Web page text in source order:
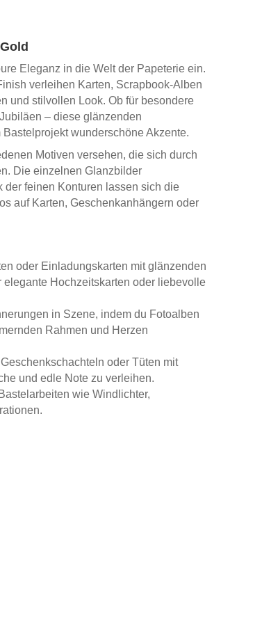
Eleganz in die Welt der Papeterie ein.
verleihen Karten, Scrapbook-Alben
und stilvollen Look. Ob für besondere
– diese glänzenden
wunderschöne Akzente.
Motiven versehen, die sich durch
Die einzelnen Glanzbilder
der feinen Konturen lassen sich die
auf Karten, Geschenkanhängern oder
oder Einladungskarten mit glänzenden
Hochzeitskarten oder liebevolle
in Szene, indem du Fotoalben
Rahmen und Herzen
oder Tüten mit
und edle Note zu verleihen.
wie Windlichter,